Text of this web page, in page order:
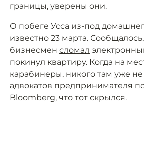
границы, уверены они.
О побеге Усса из-под
известно 23 марта.
бизнесмен сломал
покинул квартиру. Когда на
карабинеры, никого там уже
адвокатов предпринимателя
Bloomberg, что тот скрылся.